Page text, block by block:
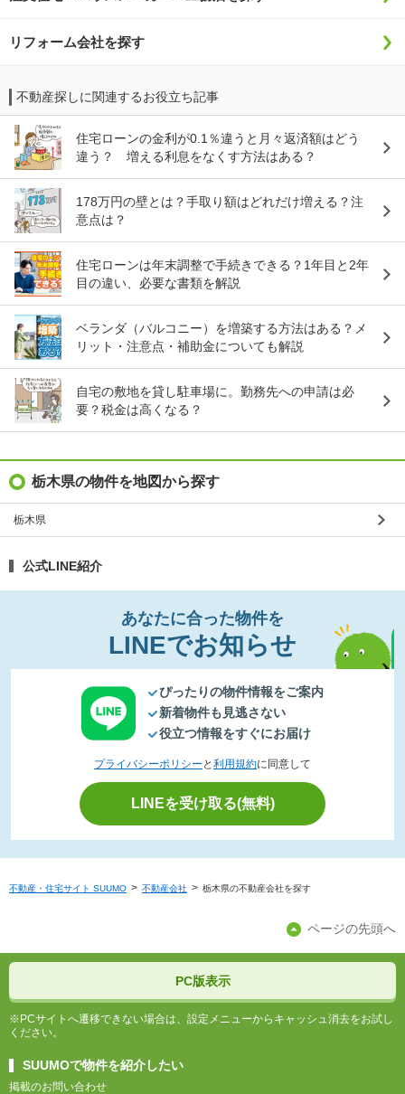
リフォーム会社を探す
不動産探しに関連するお役立ち記事
住宅ローンの金利が0.1％違うと月々返済額はどう
違う？ 増える利息をなくす方法はある？
178万円の壁とは？手取り額はどれだけ増える？注
意点は？
住宅ローンは年末調整で手続きできる？1年目と2年
目の違い、必要な書類を解説
ベランダ（バルコニー）を増築する方法はある？メ
リット・注意点・補助金についても解説
自宅の敷地を貸し駐車場に。勤務先への申請は必
要？税金は高くなる？
栃木県の物件を地図から探す
栃木県
公式LINE紹介
あなたに合った物件を
LINEでお知らせ
ぴったりの物件情報をご案内
新着物件も見逃さない
役立つ情報をすぐにお届け
プライバシーポリシー と 利用規約に同意して
LINEを受け取る(無料)
不動産・住宅サイト SUUMO 不動産会社 栃木県の不動産会社を探す
ページの先頭へ
PC版表示
※PCサイトへ遷移できない場合は、設定メニューからキャッシュ消去をお試し
ください。
SUUMOで物件を紹介したい
掲載のお問い合わせ